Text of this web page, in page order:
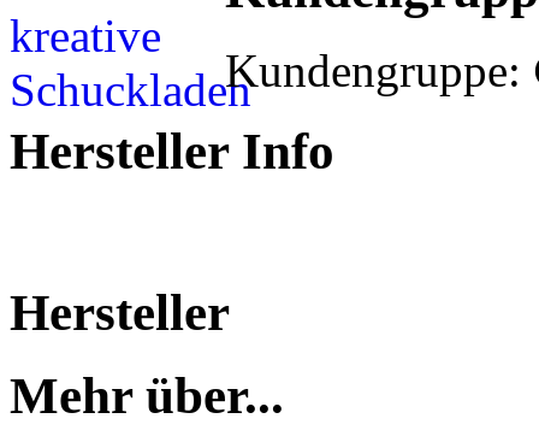
Kundengruppe:
Hersteller Info
Hersteller
Mehr über...